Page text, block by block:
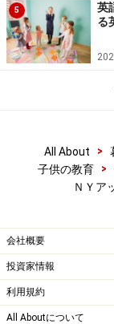
5
英
る
All About >
子供の教育
>
ＮＹア
会社概要
投資家情報
利用規約
All Aboutについて